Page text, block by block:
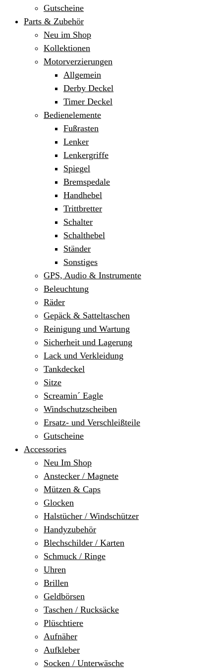
Gutscheine
Parts & Zubehör
Neu im Shop
Kollektionen
Motorverzierungen
Allgemein
Derby Deckel
Timer Deckel
Bedienelemente
Fußrasten
Lenker
Lenkergriffe
Spiegel
Bremspedale
Handhebel
Trittbretter
Schalter
Schalthebel
Ständer
Sonstiges
GPS, Audio & Instrumente
Beleuchtung
Räder
Gepäck & Satteltaschen
Reinigung und Wartung
Sicherheit und Lagerung
Lack und Verkleidung
Tankdeckel
Sitze
Screamin´ Eagle
Windschutzscheiben
Ersatz- und Verschleißteile
Gutscheine
Accessories
Neu Im Shop
Anstecker / Magnete
Mützen & Caps
Glocken
Halstücher / Windschützer
Handyzubehör
Blechschilder / Karten
Schmuck / Ringe
Uhren
Brillen
Geldbörsen
Taschen / Rucksäcke
Plüschtiere
Aufnäher
Aufkleber
Socken / Unterwäsche